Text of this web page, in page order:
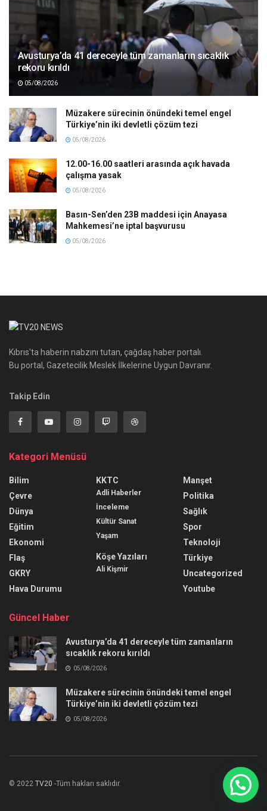
Avusturya’da 41 dereceyle tüm zamanların sıcaklık
rekoru kırıldı
05/08/2026
Müzakere sürecinin önündeki temel engel
Türkiye’nin iki devletli çözüm tezi
05/08/2026
12.00-16.00 saatleri arasında açık havada
çalışma yasak
05/08/2026
Basın-Sen’den 23B maddesi için Anayasa
Mahkemesi’ne iptal başvurusu
05/08/2026
Kıbrıs'ta haberin nabzını tutan, çağdaş haber portalı.
Bu portal, Gazetecilik Meslek İlkelerine Uygun Davranır.
Takip Edin
Kategori Menüsü
Bilim
Çevre
Dünya
Eğitim
Ekonomi
Flaş
GKRY
Hava Durumu
KKTC
Adli Haberler
İnceleme
Kültür Sanat
Yaşam
Köşe Yazıları
Ali Kişmir
Manşet
Politika
Sağlık
Spor
Teknoloji
Türkiye
Uncategorized
Youtube
Güncel Haber
Avusturya’da 41 dereceyle tüm zamanların
sıcaklık rekoru kırıldı
05/08/2026
Müzakere sürecinin önündeki temel engel
Türkiye’nin iki devletli çözüm tezi
05/08/2026
© 2022 TV20 -Tüm hakları saklıdır.